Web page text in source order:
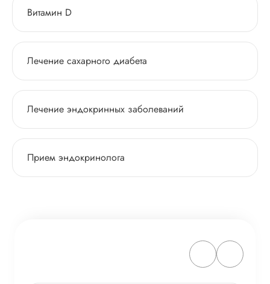
Витамин D
Лечение сахарного диабета
Лечение эндокринных заболеваний
Прием эндокринолога